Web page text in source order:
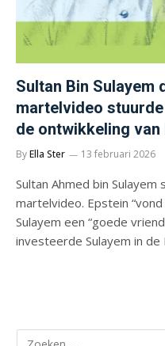
Sultan Bin Sulayem
martelvideo
de ontwikkeling
ByElla Ster 13 februari 2026
Sultan Ahmed bin
martelvideo. Epstein
Sulayem een “goede
investeerde Sulayem in